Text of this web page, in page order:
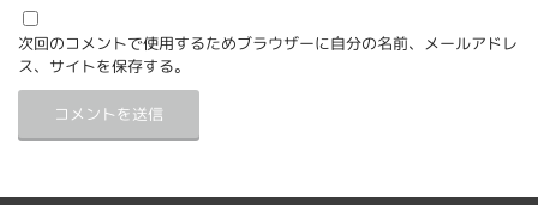
次回のコメントで使用するためブラウザーに自分の名前、メールアドレ
ス、サイトを保存する。